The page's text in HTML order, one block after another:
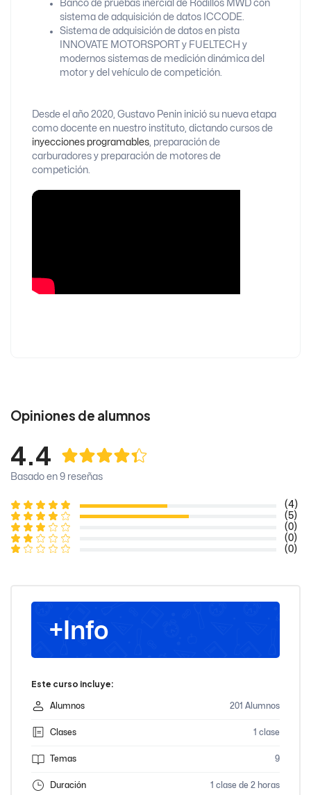
Banco de pruebas inercial de Rodillos MWD con
sistema de adquisición de datos ICCODE.
Sistema de adquisición de datos en pista
INNOVATE MOTORSPORT y FUELTECH y
modernos sistemas de medición dinámica del
motor y del vehículo de competición.
Desde el año 2020, Gustavo Penin inició su nueva etapa
como docente en nuestro instituto, dictando cursos de
inyecciones programables , preparación de
carburadores y preparación de motores de
competición.
Opiniones de alumnos
4.4
Basado en 9 reseñas
(4)
(5)
(0)
(0)
(0)
+Info
Este curso incluye:
Alumnos 201 Alumnos
Clases 1 clase
Temas 9
Duración 1 clase de 2 horas